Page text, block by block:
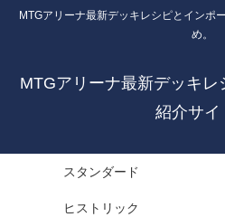
MTGアリーナ最新デッキレシピとインポ
め。
MTGアリーナ最新デッキ
紹介サイ
スタンダード
ヒストリック